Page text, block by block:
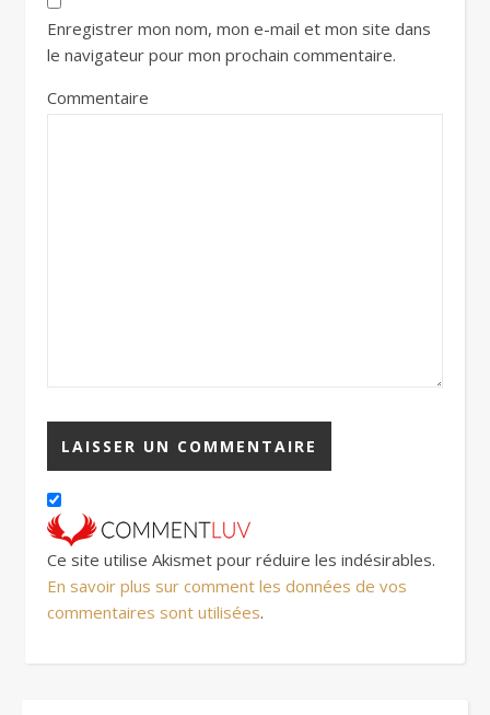
Enregistrer mon nom, mon e-mail et mon site dans
le navigateur pour mon prochain commentaire.
Commentaire
Ce site utilise Akismet pour réduire les indésirables.
En savoir plus sur comment les données de vos
commentaires sont utilisées.